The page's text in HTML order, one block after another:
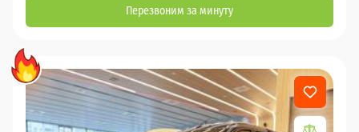
Перезвоним за минуту